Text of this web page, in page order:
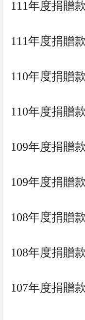
繼
111年度捐贈款
111年度捐贈
110年度捐贈款
110年度捐贈
109年度捐贈款
109年度捐贈
108年度捐贈款
108年度捐贈
107年度捐贈款